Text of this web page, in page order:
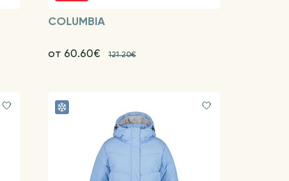
COLUMBIA
от 60.60€ 121.20€